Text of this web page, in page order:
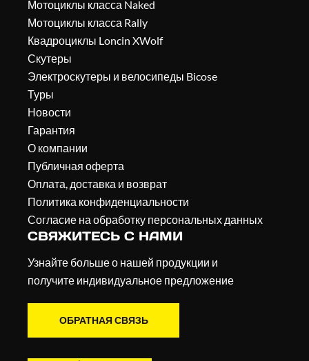
Мотоциклы класса Naked
Мотоциклы класса Rally
Квадроциклы Loncin XWolf
Скутеры
Электроскутеры и велосипеды Bicose
Туры
Новости
Гарантия
О компании
Публичная оферта
Оплата, доставка и возврат
Политика конфиденциальности
Согласие на обработку персональных данных
СВЯЖИТЕСЬ С НАМИ
Узнайте больше о нашей продукции и
получите индивидуальное предложение
ОБРАТНАЯ СВЯЗЬ